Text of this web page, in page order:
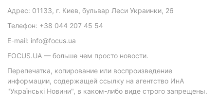
Адрес: 01133, г. Киев, бульвар Леси Украинки, 26
Телефон: +38 044 207 45 54
E-mail: info@focus.ua
FOCUS.UA — больше чем просто новости.
Перепечатка, копирование или воспроизведение
информации, содержащей ссылку на агентство ИнА
"Українські Новини", в каком-либо виде строго запрещены.